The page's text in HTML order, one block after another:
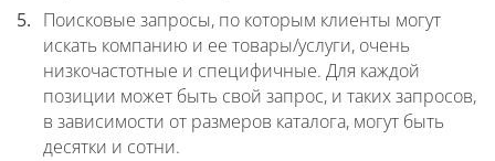
Поисковые запросы, по которым клиенты могут
искать компанию и ее товары/услуги, очень
низкочастотные и специфичные. Для каждой
позиции может быть свой запрос, и таких запросов,
в зависимости от размеров каталога, могут быть
десятки и сотни.